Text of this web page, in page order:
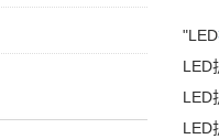
"LED
LED
LED
LED